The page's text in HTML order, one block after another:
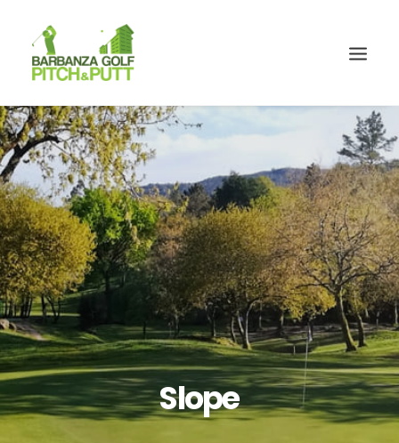
Slope